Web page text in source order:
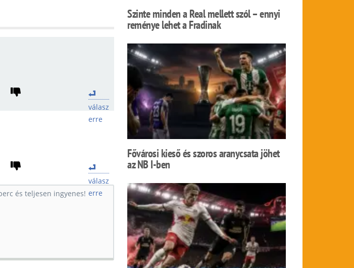
válasz
erre
válasz
erre
Szinte minden a Real mellett szól – ennyi
reménye lehet a Fradinak
Fővárosi kieső és szoros aranycsata jöhet
az NB I-ben